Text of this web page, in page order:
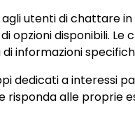
utenti di chattare
disponibili. Le
informazioni
dedicati a interessi
alle proprie